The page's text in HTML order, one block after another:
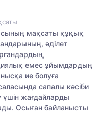
мақсаты құқық
әділет
емес ұйымдардың
ие болуға
сапалы кәсіби
үшін жағдайларды
Осыған байланысты